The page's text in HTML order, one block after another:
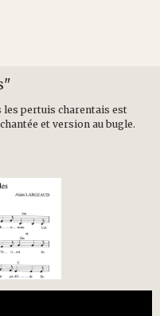
les pertuis charentais est
et version au bugle.